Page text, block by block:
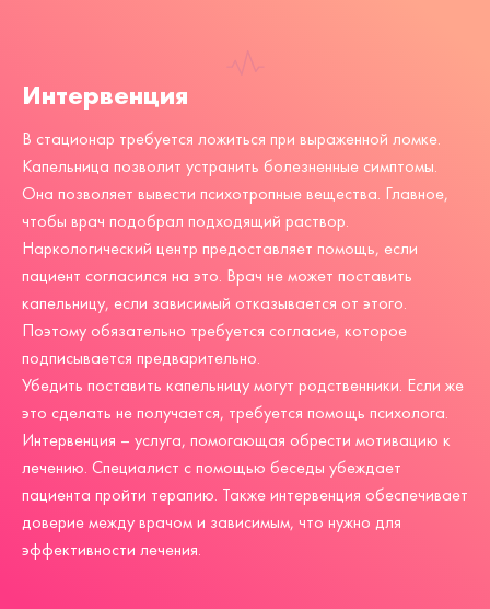
Интервенция
В стационар требуется ложиться при выраженной ломке.
Капельница позволит устранить болезненные симптомы.
Она позволяет вывести психотропные вещества. Главное,
чтобы врач подобрал подходящий раствор.
Наркологический центр предоставляет помощь, если
пациент согласился на это. Врач не может поставить
капельницу, если зависимый отказывается от этого.
Поэтому обязательно требуется согласие, которое
подписывается предварительно.
Убедить поставить капельницу могут родственники. Если же
это сделать не получается, требуется помощь психолога.
Интервенция – услуга, помогающая обрести мотивацию к
лечению. Специалист с помощью беседы убеждает
пациента пройти терапию. Также интервенция обеспечивает
доверие между врачом и зависимым, что нужно для
эффективности лечения.